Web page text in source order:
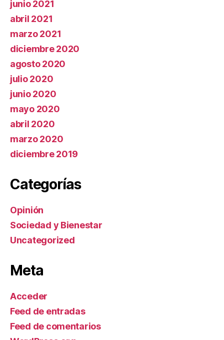
junio 2021
abril 2021
marzo 2021
diciembre 2020
agosto 2020
julio 2020
junio 2020
mayo 2020
abril 2020
marzo 2020
diciembre 2019
Categorías
Opinión
Sociedad y Bienestar
Uncategorized
Meta
Acceder
Feed de entradas
Feed de comentarios